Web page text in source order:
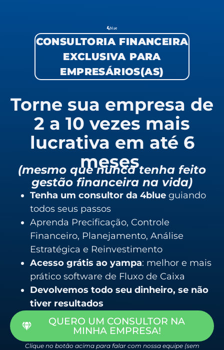
CONSULTORIA FINANCEIRA
EXCLUSIVA PARA
EMPRESÁRIOS(AS)
Torne sua empresa de
2 a 10 vezes mais
lucrativa em até 6
meses
(mesmo que nunca tenha feito
gestão financeira na vida)
Tenha um consultor da 4blue guiando
todos seus passos
Aprenda Precificação, Controle
Financeiro, Planejamento, Análise
Estratégica e Reinvestimento
Acesso grátis ao yampa: melhor e mais
prático software de Fluxo de Caixa
Devolvemos todo seu dinheiro, se não
tiver resultados
QUERO UM CONSULTOR NA
MINHA EMPRESA!
Clique no botão acima para falar com nossa equipe (sem